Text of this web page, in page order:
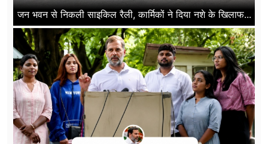
जन भवन से निकली साइकिल रैली, कार्मिकों ने दिया नशे के खिलाफ...